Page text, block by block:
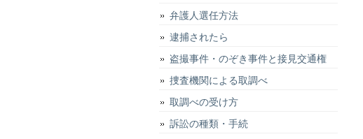
弁護人選任方法
逮捕されたら
盗撮事件・のぞき事件と接見交通権
捜査機関による取調べ
取調べの受け方
訴訟の種類・手続